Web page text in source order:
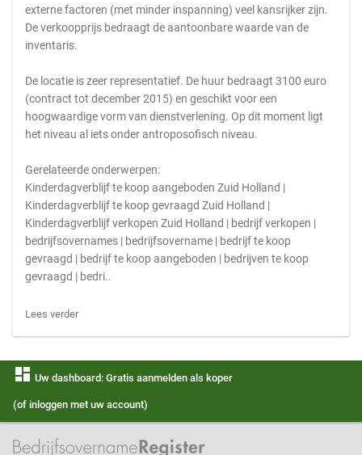
externe factoren (met minder inspanning) veel kansrijker zijn.
De verkoopprijs bedraagt de aantoonbare waarde van de
inventaris.
De locatie is zeer representatief. De huur bedraagt 3100 euro
(contract tot december 2015) en geschikt voor een
hoogwaardige vorm van dienstverlening. Op dit moment ligt
het niveau al iets onder antroposofisch niveau.
Gerelateerde onderwerpen:
Kinderdagverblijf te koop aangeboden Zuid Holland |
Kinderdagverblijf te koop gevraagd Zuid Holland |
Kinderdagverblijf verkopen Zuid Holland | bedrijf verkopen |
bedrijfsovernames | bedrijfsovername | bedrijf te koop
gevraagd | bedrijf te koop aangeboden | bedrijven te koop
gevraagd | bedri..
Lees verder
dashboard Uw dashboard: Gratis aanmelden als koper
(of inloggen met uw account)